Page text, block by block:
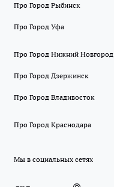
Про Город Рыбинск
Про Город Уфа
Про Город Нижний Новгород
Про Город Дзержинск
Про Город Владивосток
Про Город Краснодара
Мы в социальных сетях